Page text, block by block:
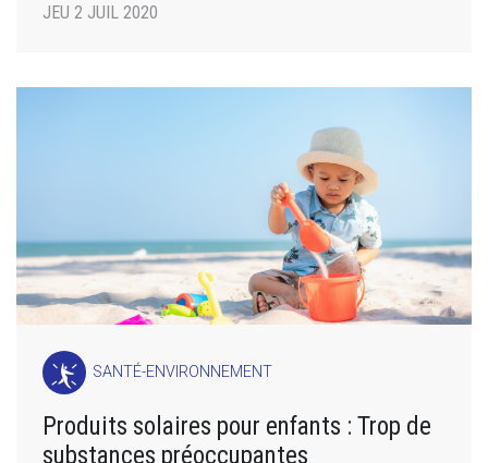
JEU 2 JUIL 2020
SANTÉ-ENVIRONNEMENT
Produits solaires pour enfants : Trop de
substances préoccupantes